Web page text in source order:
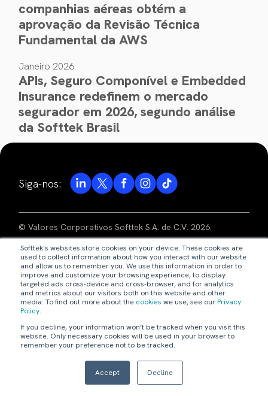
Softtek's websites store cookies on your device. These cookies are
used to collect information about how you interact with our website
and allow us to remember you. We use this information in order to
improve and customize your browsing experience, to display
targeted ads cross-device and cross-browser, and for analytics
and metrics about our visitors both on this website and other
media. To find out more about the cookies we use, see ourPrivacy
Policy.
If you decline, your information won’t be tracked when you visit this
website. Only necessary cookies will be used in your browser to
remember your preference not to be tracked.
Accept Decline
companhias aéreas obtém a
aprovação da Revisão Técnica
Fundamental da AWS
Janeiro 2026
APIs, Seguro Componível e Embedded
Insurance redefinem o mercado
segurador em 2026, segundo análise
da Softtek Brasil
Siga-nos:
© Valores Corporativos Softtek S.A. de C.V. 2026.
aviso de privacidade
términos de uso
código de ética
nossas políticas
webmaster@softtek.com